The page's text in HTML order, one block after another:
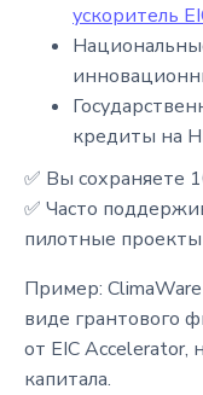
ускоритель
кредиты на
✅ Вы сохраняете
✅ Часто
пилотные
Пример:
виде грантового
от EIC Accelerator,
капитала.